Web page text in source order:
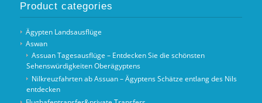
Product categories
Ägypten Landsausflüge
Aswan
Assuan Tagesausflüge – Entdecken Sie die schönsten
Sehenswürdigkeiten Oberägyptens
Nilkreuzfahrten ab Assuan – Ägyptens Schätze entlang des Nils
entdecken